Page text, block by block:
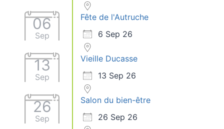
06
Sep
Fête de l'Autruche
6 Sep 26
13
Sep
Vieille Ducasse
13 Sep 26
26
Sep
Salon du bien-être
26 Sep 26